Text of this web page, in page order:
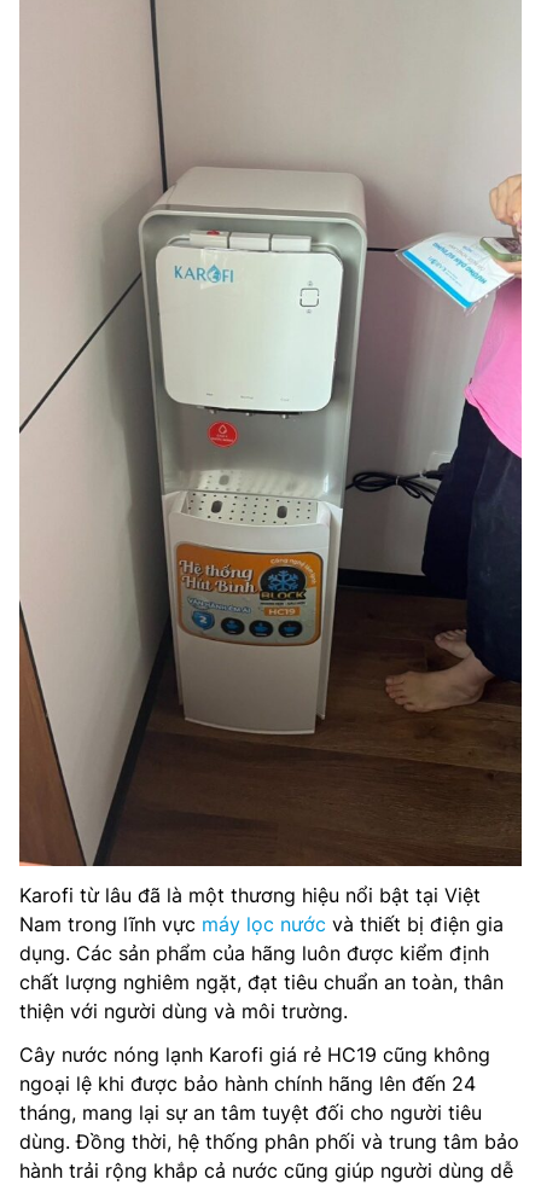
Karofi từ lâu đã là một thương hiệu nổi bật tại Việt
Nam trong lĩnh vực máy lọc nước và thiết bị điện gia
dụng. Các sản phẩm của hãng luôn được kiểm định
chất lượng nghiêm ngặt, đạt tiêu chuẩn an toàn, thân
thiện với người dùng và môi trường.
Cây nước nóng lạnh Karofi giá rẻ HC19 cũng không
ngoại lệ khi được bảo hành chính hãng lên đến 24
tháng, mang lại sự an tâm tuyệt đối cho người tiêu
dùng. Đồng thời, hệ thống phân phối và trung tâm bảo
hành trải rộng khắp cả nước cũng giúp người dùng dễ